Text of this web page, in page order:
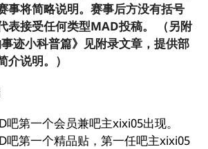
事将简略说明。赛事后方没有括号
表接受任何类型MAD投稿。 （另附
迹小科普篇》见附录文章，提供部
介说明。）
吧第一个会员兼吧主xixi05出现。
吧第一个精品贴，第一任吧主xixi05